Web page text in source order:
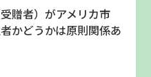
贈者）がアメリカ市
かどうかは原則関係あ